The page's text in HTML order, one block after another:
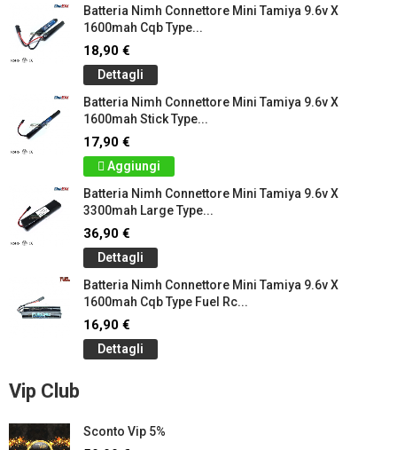
Batteria Nimh Connettore Mini Tamiya 9.6v X
1600mah Cqb Type...
18,90 €
Dettagli
Batteria Nimh Connettore Mini Tamiya 9.6v X
1600mah Stick Type...
17,90 €
Aggiungi
Batteria Nimh Connettore Mini Tamiya 9.6v X
3300mah Large Type...
36,90 €
Dettagli
Batteria Nimh Connettore Mini Tamiya 9.6v X
1600mah Cqb Type Fuel Rc...
16,90 €
Dettagli
Vip Club
Sconto Vip 5%